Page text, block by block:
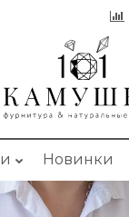
Новинки